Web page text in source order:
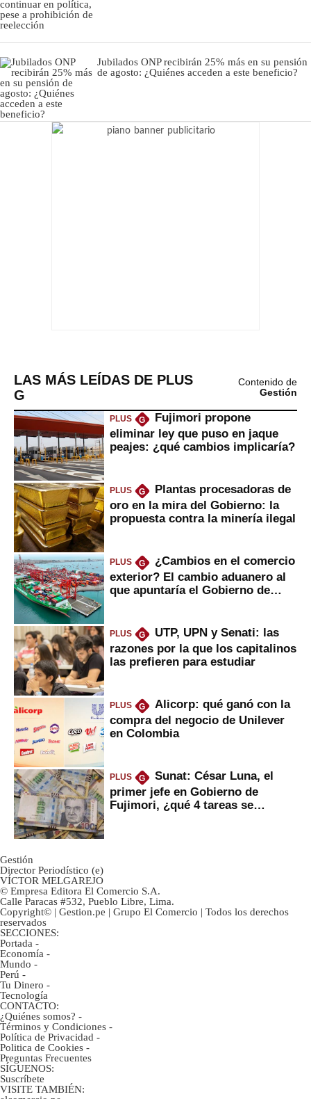
Jubilados ONP recibirán 25% más en su pensión
de agosto: ¿Quiénes acceden a este beneficio?
LAS MÁS LEÍDAS DE PLUS
G
Contenido de
Gestión
PLUS G
Fujimori propone
eliminar ley que puso en jaque
peajes: ¿qué cambios implicaría?
PLUS G
Plantas procesadoras de
oro en la mira del Gobierno: la
propuesta contra la minería ilegal
PLUS G
¿Cambios en el comercio
exterior? El cambio aduanero al
que apuntaría el Gobierno de
PLUS G
UTP, UPN y Senati: las
razones por la que los capitalinos
las prefieren para estudiar
PLUS G
Alicorp: qué ganó con la
compra del negocio de Unilever
en Colombia
PLUS G
Sunat: César Luna, el
primer jefe en Gobierno de
Fujimori, ¿qué 4 tareas se
Gestión
Director Periodístico (e)
VÍCTOR MELGAREJO
© Empresa Editora El Comercio S.A.
Calle Paracas #532, Pueblo Libre, Lima.
Copyright© | Gestion.pe | Grupo El Comercio | Todos los derechos
reservados
SECCIONES:
Portada -
Economía -
Mundo -
Perú -
Tu Dinero -
Tecnología
CONTACTO:
¿Quiénes somos? -
Términos y Condiciones -
Política de Privacidad -
Politica de Cookies -
Preguntas Frecuentes
SÍGUENOS:
Suscríbete
VISITE TAMBIÉN: